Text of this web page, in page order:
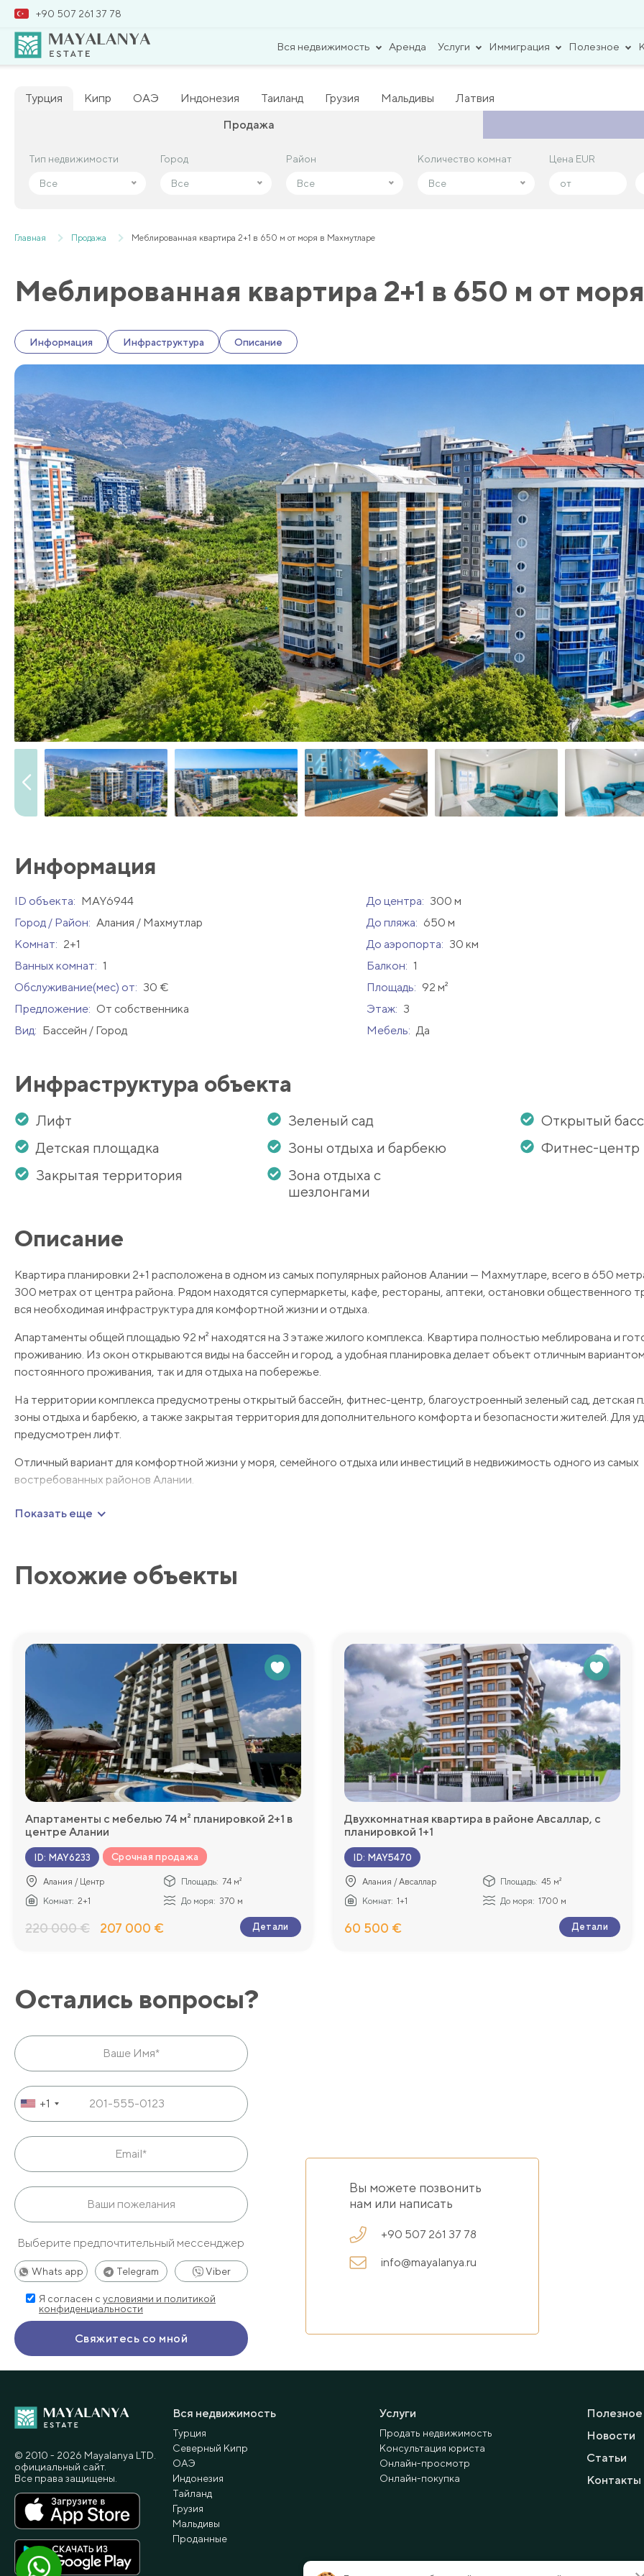
+90 507 261 37 78
Вся недвижимость Аренда Услуги Иммиграция Полезное
Турция Кипр ОАЭ Индонезия Таиланд Грузия Мальдивы
Латвия
Продажа
Тип недвижимости
Все
Город
Все
Район
Все
Количество комнат
Все
Цена EUR
Тип недвижимости
Все
Город
Все
Район
Все
Количество комнат
Все
Цена EUR
Главная Продажа Меблированная квартира 2+1 в 650 м от моря в Махмутларе
Меблированная квартира 2+1 в 650 м от
Информация Инфраструктура Описание
Информация
ID объекта: MAY6944 До центра: 300 м
Город / Район: Алания / Махмутлар До пляжа: 650 м
Комнат: 2+1 До аэропорта: 30 км
Ванных комнат: 1 Балкон: 1
Обслуживание(мес) от: 30 € Площадь: 92 м²
Предложение: От собственника Этаж: 3
Вид: Бассейн / Город Мебель: Да
Инфраструктура объекта
Лифт
Детская площадка
Закрытая территория
Зеленый сад
Зоны отдыха и барбекю
Зона отдыха с
шезлонгами
Открытый
Фитнес-центр
Описание
Квартира планировки 2+1 расположена в одном из самых популярных районов Алании — Махмутларе, всего в 650
300 метрах от центра района. Рядом находятся супермаркеты, кафе, рестораны, аптеки, остановки общественного
вся необходимая инфраструктура для комфортной жизни и отдыха.
Апартаменты общей площадью 92 м² находятся на 3 этаже жилого комплекса. Квартира полностью меблирована и
проживанию. Из окон открываются виды на бассейн и город, а удобная планировка делает объект отличным вариантом
постоянного проживания, так и для отдыха на побережье.
На территории комплекса предусмотрены открытый бассейн, фитнес-центр, благоустроенный зеленый сад, детская
зоны отдыха и барбекю, а также закрытая территория для дополнительного комфорта и безопасности жителей. Для
предусмотрен лифт.
Отличный вариант для комфортной жизни у моря, семейного отдыха или инвестиций в недвижимость одного из самых
востребованных районов Алании.
Свяжитесь с нами для получения дополнительной информации и организации просмотра квартиры.
Показать еще
Похожие объекты
Апартаменты с мебелью 74 м² планировкой 2+1 в
центре Алании
ID: MAY6233 Срочная продажа
Алания / Центр Площадь: 74 м²
Комнат: 2+1 До моря: 370 м
220 000 € 207 000 € Детали
Двухкомнатная квартира в районе Авсаллар, с
планировкой 1+1
ID: MAY5470
Алания / Авсаллар Площадь: 45 м²
Комнат: 1+1 До моря: 1700 м
60 500 € Детали
Остались вопросы?
+1
Выберите предпочтительный мессенджер
Whats app Telegram Viber
Я согласен с условиями и политикой
конфиденциальности
Вы можете позвонить
нам или написать
+90 507 261 37 78
info@mayalanya.ru
Вся недвижимость
Турция
Северный Кипр
ОАЭ
Индонезия
Тайланд
Грузия
Мальдивы
Проданные
Услуги
Продать недвижимость
Консультация юриста
Онлайн-просмотр
Онлайн-покупка
Полезное
Новости
Статьи
Контакты
© 2010 - 2026 Мayalanya LTD.
официальный сайт.
Все права защищены.